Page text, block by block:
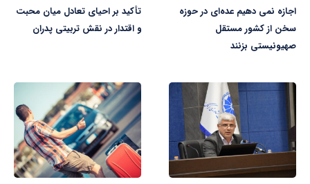
اجازه نمی دهیم عده‌ای در حوزه
سخن از کشور مستقل
صهیونیستی بزنند
تأکید بر احیای تعادل میان محبت
و اقتدار در نقش تربیتی پدران